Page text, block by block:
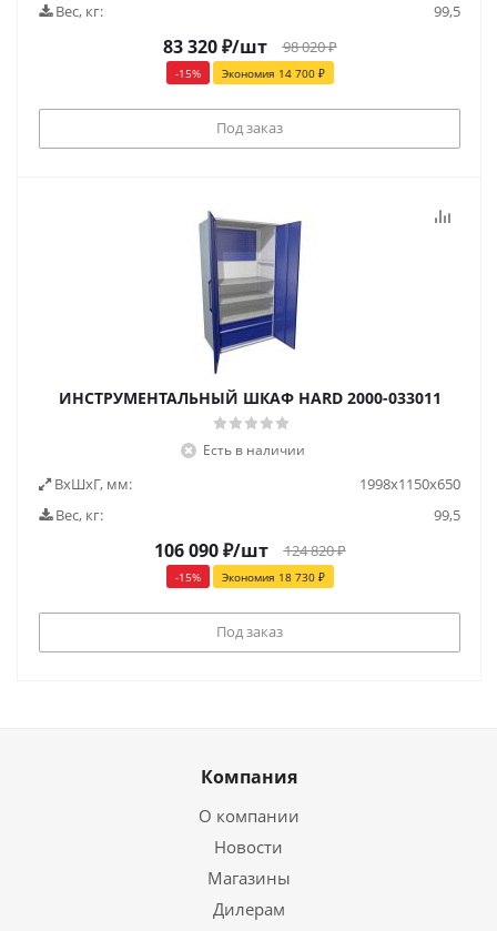
Вес, кг:
99,5
83 320₽/шт 98 020₽
-15% Экономия 14 700₽
Под заказ
ИНСТРУМЕНТАЛЬНЫЙ ШКАФ HARD 2000-033011
Есть в наличии
ВxШxГ, мм:
1998x1150x650
Вес, кг:
99,5
106 090₽/шт 124 820₽
-15% Экономия 18 730₽
Под заказ
Компания
О компании
Новости
Магазины
Дилерам